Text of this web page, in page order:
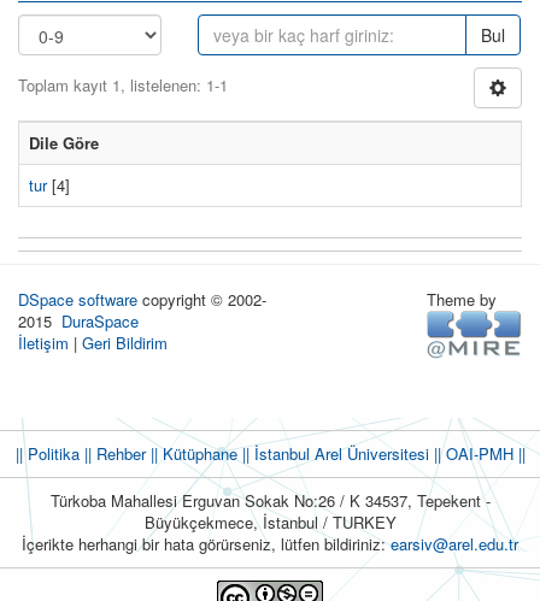
Bul
Toplam kayıt 1, listelenen: 1-1
Dile Göre
tur[4]
DSpace software copyright © 2002-
2015 DuraSpace
İletişim | Geri Bildirim
Theme by
|| Politika|| Rehber|| Kütüphane|| İstanbul Arel Üniversitesi ||OAI-PMH ||
Türkoba Mahallesi Erguvan Sokak No:26 / K 34537, Tepekent -
Büyükçekmece, İstanbul / TURKEY
İçerikte herhangi bir hata görürseniz, lütfen bildiriniz:earsiv@arel.edu.tr